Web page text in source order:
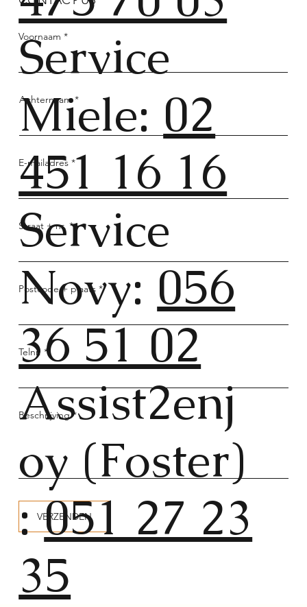
Voornaam
Achternaam
VERZENDEN
E-mailadres
Straat + nr.
Postcode + plaats
Telnr.
Beschrijving
Service
Miele: 02
451 16 16
Service
Novy: 056
36 51 02
Assist2enj
oy (Foster)
:051 27 23
35